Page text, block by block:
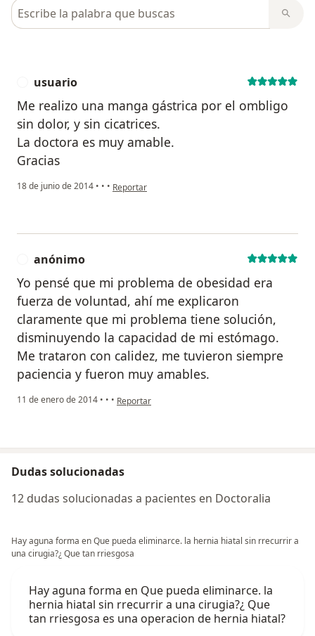
Busca en opiniones
usuario
Me realizo una manga gástrica por el ombligo
sin dolor, y sin cicatrices.
La doctora es muy amable.
Gracias
18 de junio de 2014 • • • en opinión del usuario usuario
Reportar
anónimo
Yo pensé que mi problema de obesidad era
fuerza de voluntad, ahí me explicaron
claramente que mi problema tiene solución,
disminuyendo la capacidad de mi estómago.
Me trataron con calidez, me tuvieron siempre
paciencia y fueron muy amables.
11 de enero de 2014 • • • en opinión del usuario anónimo
Reportar
Dudas solucionadas
12 dudas solucionadas a pacientes en Doctoralia
Hay aguna forma en Que pueda eliminarce. la hernia hiatal sin rrecurrir a
una cirugia?¿ Que tan rriesgosa
Hay aguna forma en Que pueda eliminarce. la
hernia hiatal sin rrecurrir a una cirugia?¿ Que
tan rriesgosa es una operacion de hernia hiatal?